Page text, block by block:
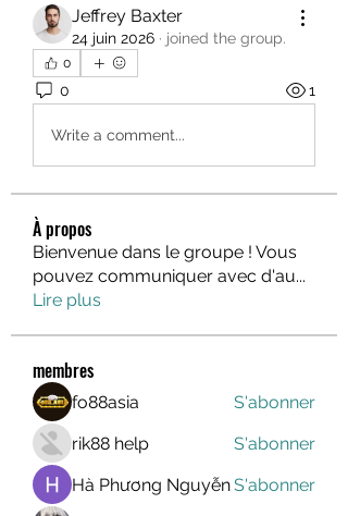
Jeffrey Baxter
24 juin 2026 · joined the group.
0
0 1
Write a comment...
À propos
Bienvenue dans le groupe ! Vous
pouvez communiquer avec d'au...
Lire plus
membres
fo88asia
S'abonner
rik88 help
S'abonner
Hà Phương NguyễnS'abonner